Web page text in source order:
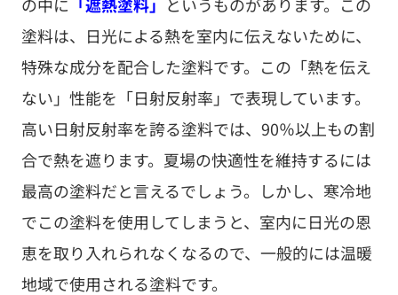
の中に 「遮熱塗料」 というものがあります。この
塗料は、日光による熱を室内に伝えないために、
特殊な成分を配合した塗料です。この「熱を伝え
ない」性能を「日射反射率」で表現しています。
高い日射反射率を誇る塗料では、90％以上もの割
合で熱を遮ります。夏場の快適性を維持するには
最高の塗料だと言えるでしょう。しかし、寒冷地
でこの塗料を使用してしまうと、室内に日光の恩
恵を取り入れられなくなるので、一般的には温暖
地域で使用される塗料です。